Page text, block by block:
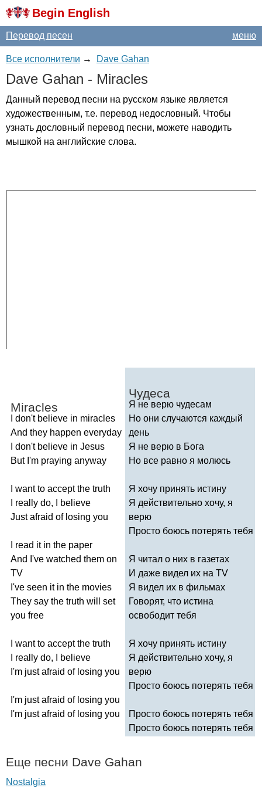
Begin English
меню
Перевод песен
Все исполнители → Dave Gahan
Dave Gahan - Miracles
Данный перевод песни на русском языке является
художественным, т.е. перевод недословный. Чтобы
узнать дословный перевод песни, можете наводить
мышкой на английские слова.
Miracles
don't believe in miracles
And they happen everyday
don't believe in Jesus
But I'm praying anyway
want to accept the truth
really do,
believe
Just afraid of losing you
read it in the paper
And I've watched them on
TV
I've seen it in the movies
They say the truth will
set
you free
want to accept the truth
really do,
believe
I'm just afraid of losing you
I'm just afraid of losing you
I'm just afraid of losing you
Чудеса
Я не верю чудесам
Но они случаются каждый
день
Я не верю в Бога
Но все равно я молюсь
Я хочу принять истину
Я действительно хочу, я
верю
Просто боюсь потерять тебя
Я читал о них в газетах
И даже видел их на TV
Я видел их в фильмах
Говорят, что истина
освободит тебя
Я хочу принять истину
Я действительно хочу, я
верю
Просто боюсь потерять тебя
Просто боюсь потерять тебя
Просто боюсь потерять тебя
Еще песни Dave Gahan
Nostalgia